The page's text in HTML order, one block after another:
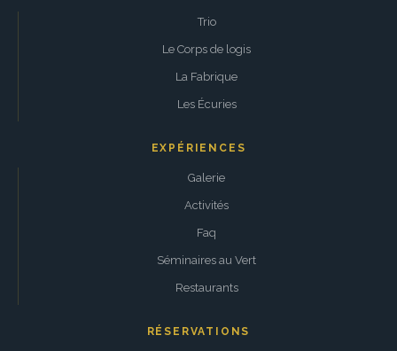
Trio
Le Corps de logis
La Fabrique
Les Écuries
EXPÉRIENCES
Galerie
Activités
Faq
Séminaires au Vert
Restaurants
RÉSERVATIONS